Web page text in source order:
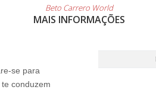
Beto Carrero World
MAIS INFORMAÇÕES
se para
conduzem